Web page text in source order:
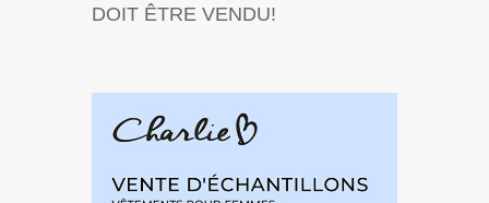
DOIT ÊTRE VENDU!